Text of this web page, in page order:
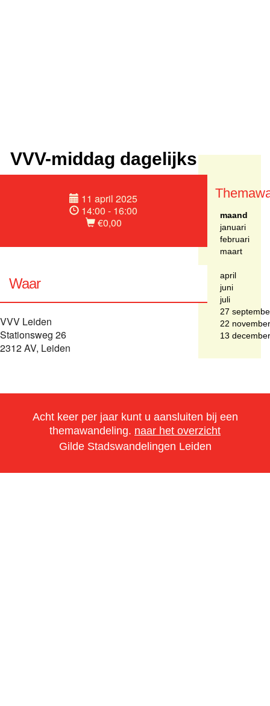
VVV-middag dagelijks
11 april 2025
14:00 - 16:00
€0,00
Waar
VVV Leiden
Stationsweg 26
2312 AV, Leiden
maand
januari
februari
maart
april
juni
juli
27
22 november
13 december
Acht keer per jaar kunt u aansluiten bij een
themawandeling. naar het overzicht
Gilde Stadswandelingen Leiden